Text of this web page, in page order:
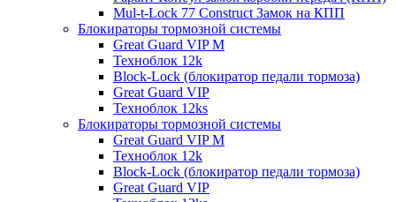
Mul-t-Lock 77 Construct Замок на КПП
Блокираторы тормозной системы
Great Guard VIP M
Техноблок 12k
Block-Lock (блокиратор педали тормоза)
Great Guard VIP
Техноблок 12ks
Блокираторы тормозной системы
Great Guard VIP M
Техноблок 12k
Block-Lock (блокиратор педали тормоза)
Great Guard VIP